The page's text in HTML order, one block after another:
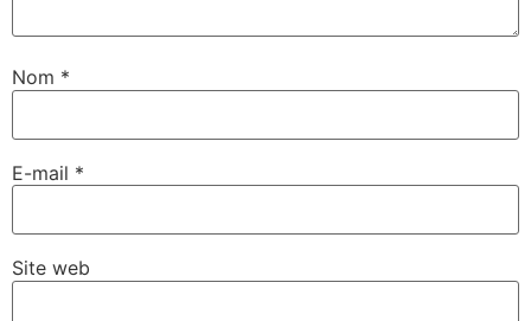
Nom *
E-mail *
Site web